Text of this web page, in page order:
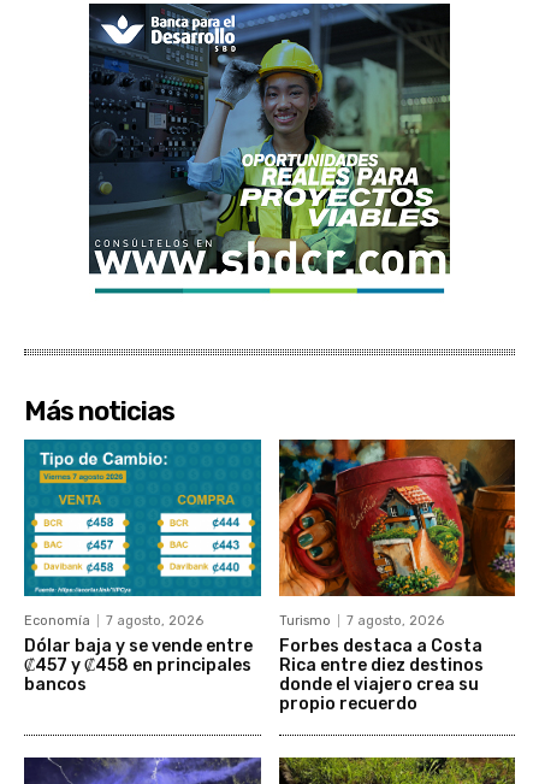
Más noticias
Economía 7 agosto, 2026
Dólar baja y se vende entre
₡457 y ₡458 en principales
bancos
Turismo 7 agosto, 2026
Forbes destaca a Costa
Rica entre diez destinos
donde el viajero crea su
propio recuerdo